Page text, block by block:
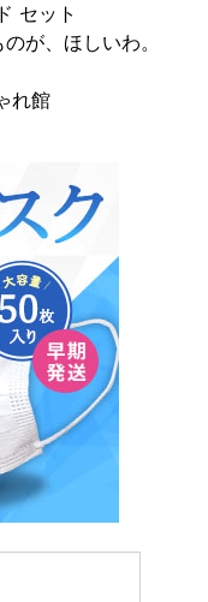
セット
が、ほしいわ。
れ館